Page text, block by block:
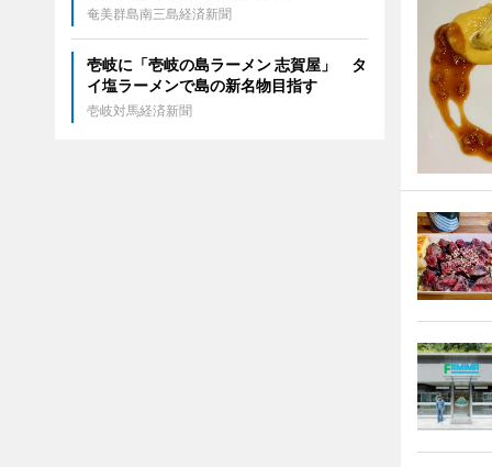
奄美群島南三島経済新聞
壱岐に「壱岐の島ラーメン 志賀屋」 タ
イ塩ラーメンで島の新名物目指す
壱岐対馬経済新聞